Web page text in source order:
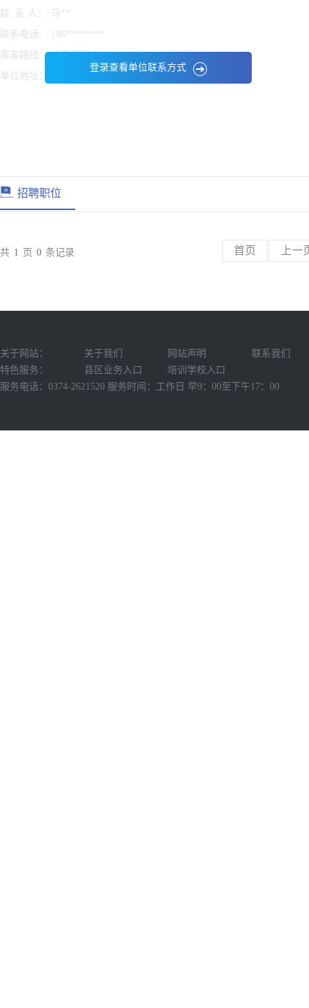
登录查看单位联系方式
联 系 人：
马**
联系电话:
186********
乘车路线： 信息保密
单位地址：
招聘职位
共 1 页 0 条记录 首页 上一
关于网站： 关于我们 网站声明
联系我们
特色服务：
县区业务入口
培训学校入口
服务电话：0374-2621520 服务时间：工作日 早9：00至下午17：00